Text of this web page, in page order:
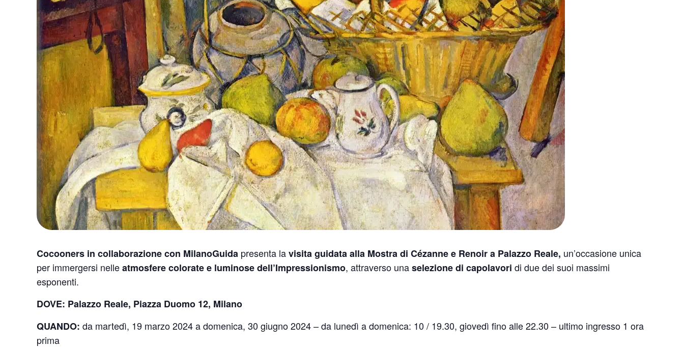
Cocooners in collaborazione con MilanoGuida presenta lavisita guidata alla Mostra di Cézanne e Renoir a Palazzo Reale, un’occasione unica
per immergersi nelleatmosfere colorate e luminose dell’Impressionismo, attraverso unaselezione di capolavori di due dei suoi massimi
esponenti.
DOVE: Palazzo Reale, Piazza Duomo 12, Milano
QUANDO: da martedì, 19 marzo 2024 a domenica, 30 giugno 2024 – da lunedì a domenica: 10 / 19.30, giovedì fino alle 22.30 – ultimo ingresso 1 ora
prima